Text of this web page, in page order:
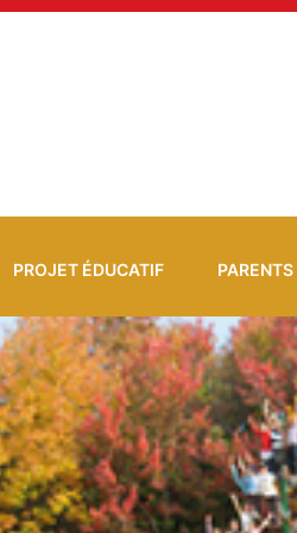
PROJET ÉDUCATIF PARENTS